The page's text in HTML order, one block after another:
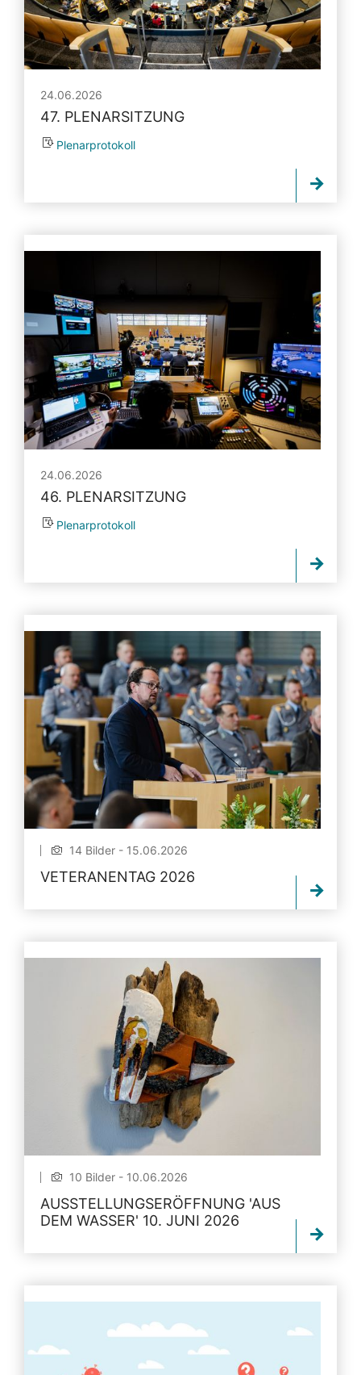
24.06.2026
47. PLENARSITZUNG
Plenarprotokoll
24.06.2026
46. PLENARSITZUNG
Plenarprotokoll
14 Bilder - 15.06.2026
VETERANENTAG 2026
10 Bilder - 10.06.2026
AUSSTELLUNGSERÖFFNUNG 'AUS
DEM WASSER' 10. JUNI 2026